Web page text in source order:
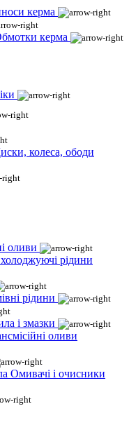
керма
керма
колеса, ободи
оливи
рідини
рідини
і змазки
оливи
Омивачі і очисники